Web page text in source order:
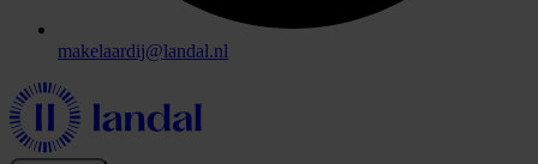
makelaardij@landal.nl